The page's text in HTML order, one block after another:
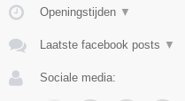
Openingstijden ▼
Laatste facebook posts ▼
Sociale media: